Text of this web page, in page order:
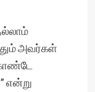
அவர்கள்
என்று